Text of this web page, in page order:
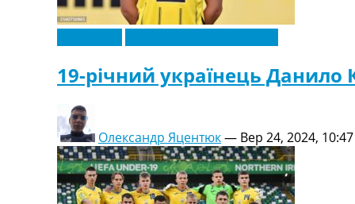
19-річний українець Данило
Олександр Яцентюк— Вер 24, 2024, 10:47